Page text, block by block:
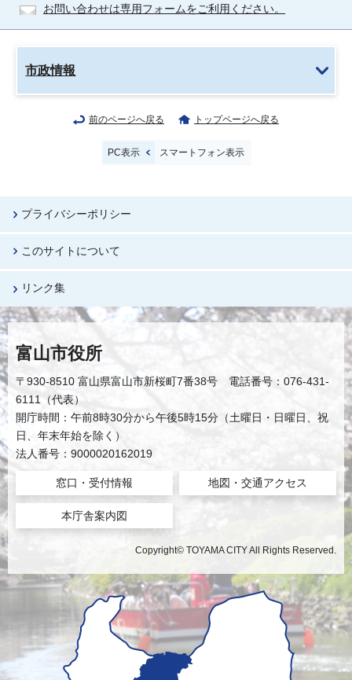
お問い合わせは専用フォームをご利用ください。
市政情報
前のページへ戻る トップページへ戻る
PC表示 スマートフォン表示
プライバシーポリシー
このサイトについて
リンク集
富山市役所
〒930-8510 富山県富山市新桜町7番38号 電話番号：076-431-
6111（代表）
開庁時間：午前8時30分から午後5時15分（土曜日・日曜日、祝
日、年末年始を除く）
法人番号：9000020162019
窓口・受付情報 地図・交通アクセス
本庁舎案内図
Copyright© TOYAMA CITY All Rights Reserved.